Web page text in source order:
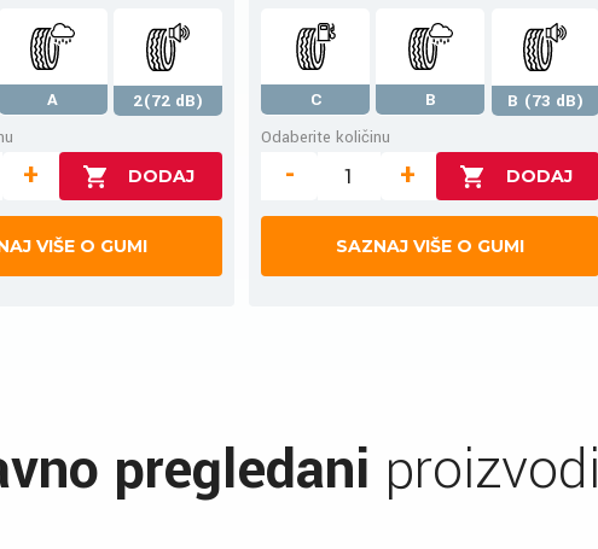
A
2(72 dB)
+
VIŠE O GUMI
C B
B (73 dB)
Odaberite količinu
- +
SAZNAJ VIŠE O GUMI
pregledani proizvodi